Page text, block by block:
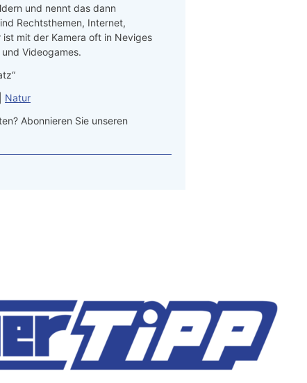
und nennt das dann
Rechtsthemen, Internet,
mit der Kamera oft in Neviges
Videogames.
Natur
Abonnieren Sie unseren